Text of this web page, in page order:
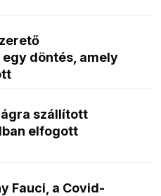
döntés, amely
szállított
elfogott
Fauci, a Covid-